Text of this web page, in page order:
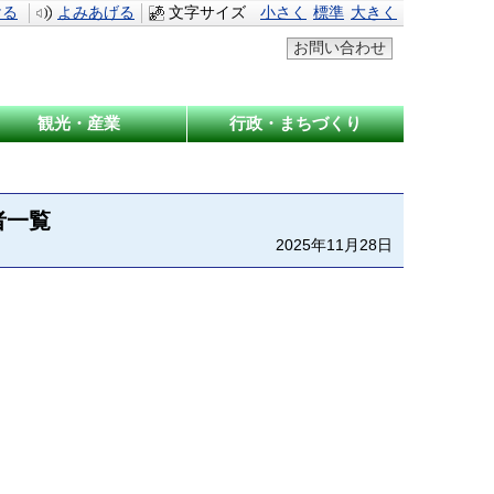
よみあげる 文字サイズ 小さく 標準 大きく
お問い合わせ
観光・産業 行政・まちづくり
一覧
2025年11月28日